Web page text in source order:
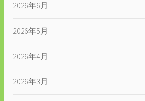
2026年6月
2026年5月
2026年4月
2026年3月